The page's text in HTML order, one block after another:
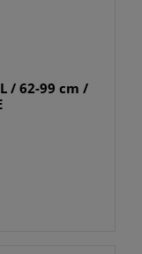
/ 62-99 cm /